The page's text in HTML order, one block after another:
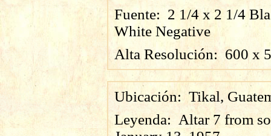
Fuente: 2 1/4 x 2 1/4
White Negative
Alta Resolución: 600 x
Ubicación: Tikal,
Leyenda: Altar 7 from